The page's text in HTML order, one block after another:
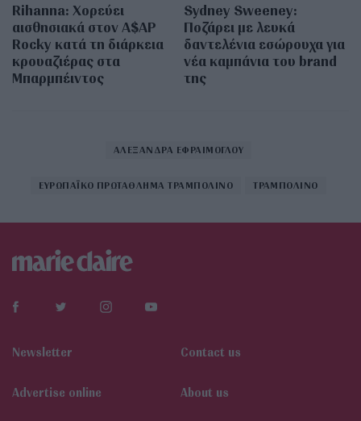
Rihanna: Χορεύει
αισθησιακά στον A$AP
Rocky κατά τη διάρκεια
κρουαζιέρας στα
Μπαρμπέιντος
Sydney Sweeney:
Ποζάρει με λευκά
δαντελένια εσώρουχα για
νέα καμπάνια του brand
της
ΑΛΕΞΑΝΔΡΑ ΕΦΡΑΙΜΟΓΛΟΥ
ΕΥΡΩΠΑΪΚΟ ΠΡΩΤΑΘΛΗΜΑ ΤΡΑΜΠΟΛΙΝΟ ΤΡΑΜΠΟΛΙΝΟ
Newsletter Contact us
Αdvertise online About us